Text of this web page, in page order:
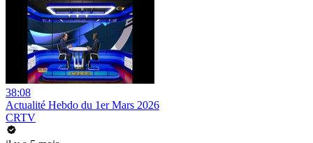
38:08
Actualité Hebdo du 1er Mars 2026
CRTV